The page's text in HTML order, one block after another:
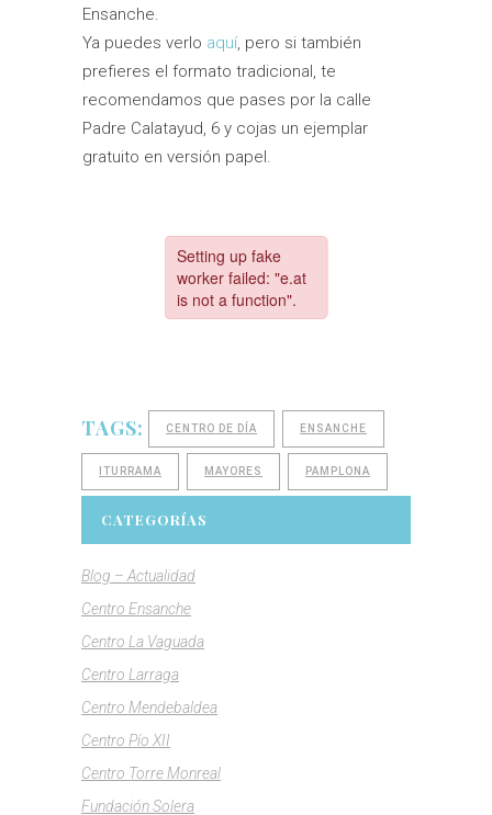
Ensanche.
Ya puedes verlo aquí, pero si también
prefieres el formato tradicional, te
recomendamos que pases por la calle
Padre Calatayud, 6 y cojas un ejemplar
gratuito en versión papel.
TAGS: CENTRO DE DÍA ENSANCHE
ITURRAMA MAYORES PAMPLONA
CATEGORÍAS
Blog – Actualidad
Centro Ensanche
Centro La Vaguada
Centro Larraga
Centro Mendebaldea
Centro Pío XII
Centro Torre Monreal
Fundación Solera